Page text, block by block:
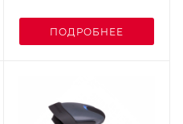
ПОДРОБНЕЕ